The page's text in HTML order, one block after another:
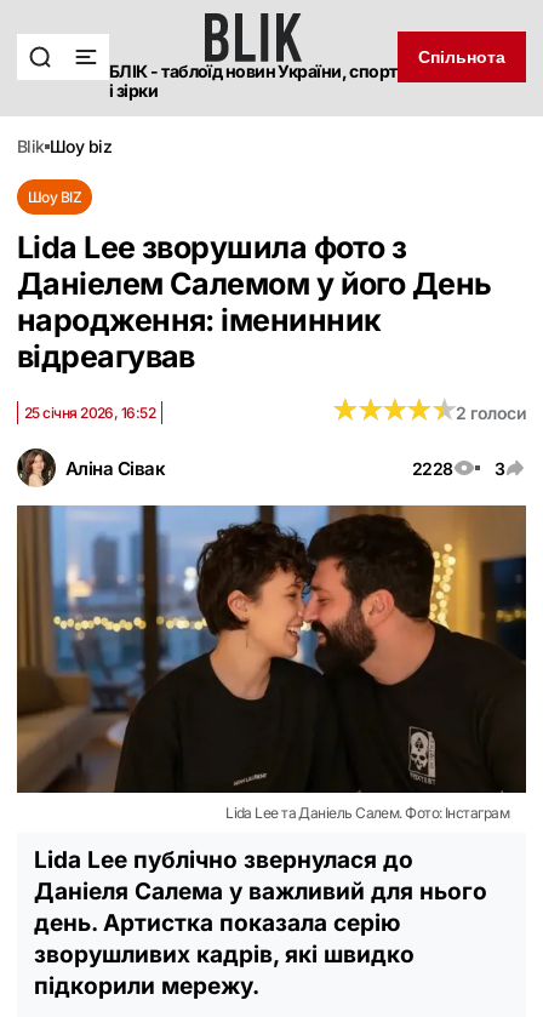
БЛІК - таблоїд новин України, спорт
і зірки
Спільнота
blik шоу biz
Шоу BIZ
Lida Lee зворушила фото з
Даніелем Салемом у його День
народження: іменинник
відреагував
Аліна Сівак 2228 3
25 січня 2026, 16:52 ★★★★★
★★★★★2 голоси
Lida Lee та Даніель Салем. Фото: Інстаграм
Lida Lee публічно звернулася до
Даніеля Салема у важливий для нього
день. Артистка показала серію
зворушливих кадрів, які швидко
підкорили мережу.